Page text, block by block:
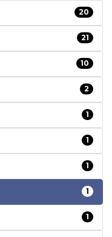
20
21
10
2
1
1
1
1
1